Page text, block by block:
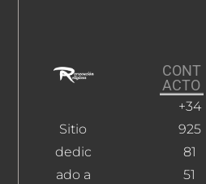
Sitio
dedic
ado a
CONT
ACTO
+34
925
81
51